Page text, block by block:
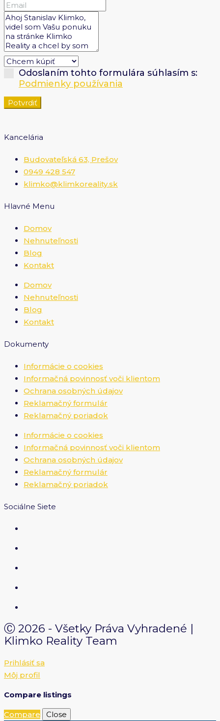
Odoslaním tohto formulára súhlasím s:
Podmienky používania
Potvrdiť
Kancelária
Budovateľská 63, Prešov
0949 428 547
klimko@klimkoreality.sk
Hlavné Menu
Domov
Nehnuteľnosti
Blog
Kontakt
Domov
Nehnuteľnosti
Blog
Kontakt
Dokumenty
Informácie o cookies
Informačná povinnosť voči klientom
Ochrana osobných údajov
Reklamačný formulár
Reklamačný poriadok
Informácie o cookies
Informačná povinnosť voči klientom
Ochrana osobných údajov
Reklamačný formulár
Reklamačný poriadok
Sociálne Siete
Ⓒ 2026 - Všetky Práva Vyhradené |
Klimko Reality Team
Prihlásiť sa
Môj profil
Compare listings
Compare
Close